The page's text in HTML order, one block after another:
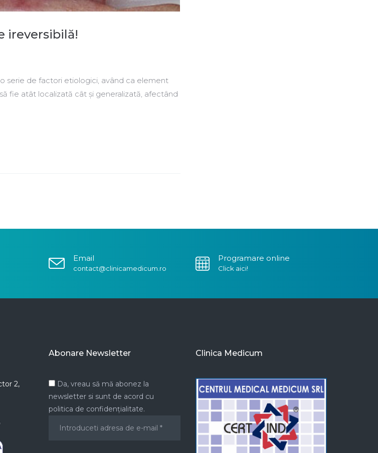
ireversibilă!
serie de factori etiologici, având ca element
fie atât localizată cât și generalizată, afectând
Email
contact@clinicamedicum.ro
Programare online
Click aici!
2,
Abonare Newsletter
Da, vreau să mă abonez la
newsletter si sunt de acord cu
politica de confidențialitate.
Clinica Medicum